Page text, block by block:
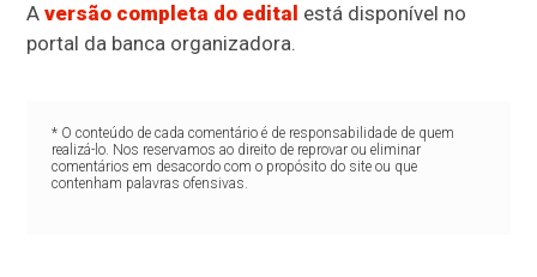
Aversão completa do edital está disponível no
portal da banca organizadora.
* O conteúdo de cada comentário é de responsabilidade de quem
realizá-lo. Nos reservamos ao direito de reprovar ou eliminar
comentários em desacordo com o propósito do site ou que
contenham palavras ofensivas.